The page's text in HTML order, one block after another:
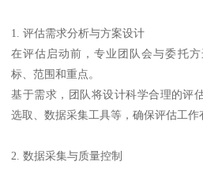
1. 评估需求分析与方案设计
在评估启动前，专业团队会与委托
标、范围和重点。
基于需求，团队将设计科学合理的评
选取、数据采集工具等，确保评估工作
2. 数据采集与质量控制